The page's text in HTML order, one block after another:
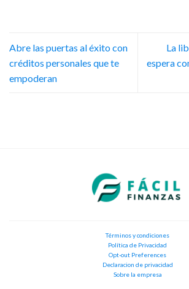
Abre las puertas al éxito con
créditos personales que te
empoderan
La
espera
Términos y condiciones
Política de Privacidad
Opt-out Preferences
Declaracion de privacidad
Sobre la empresa